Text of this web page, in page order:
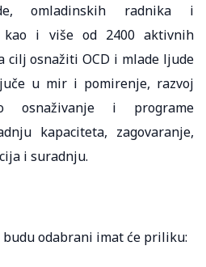
omladinskih radnika i
kao i više od 2400 aktivnih
cilj osnažiti OCD i mlade ljude
u mir i pomirenje, razvoj
osnaživanje i programe
kapaciteta, zagovaranje,
i suradnju.
odabrani imat će priliku: